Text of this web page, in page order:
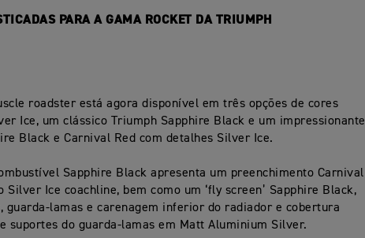
PARA A GAMA ROCKET DA TRIUMPH
roadster está agora disponível em três opções de cores
Ice, um clássico Triumph Sapphire Black e um impressionante
Black e Carnival Red com detalhes Silver Ice.
Sapphire Black apresenta um preenchimento Carnival
Silver Ice coachline, bem como um ‘fly screen’ Sapphire Black,
guarda-lamas e carenagem inferior do radiador e cobertura
suportes do guarda-lamas em Matt Aluminium Silver.